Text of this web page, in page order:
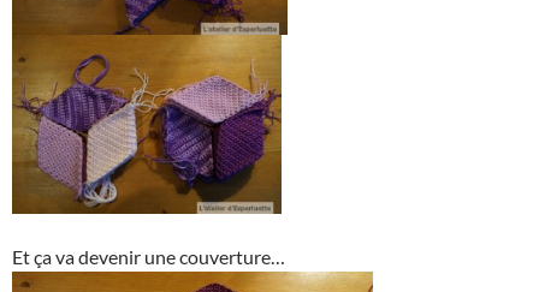
Et ça va devenir une couverture…